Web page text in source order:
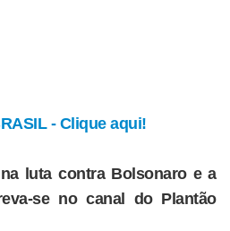
- Clique aqui!
luta contra Bolsonaro e a
se no canal do Plantão